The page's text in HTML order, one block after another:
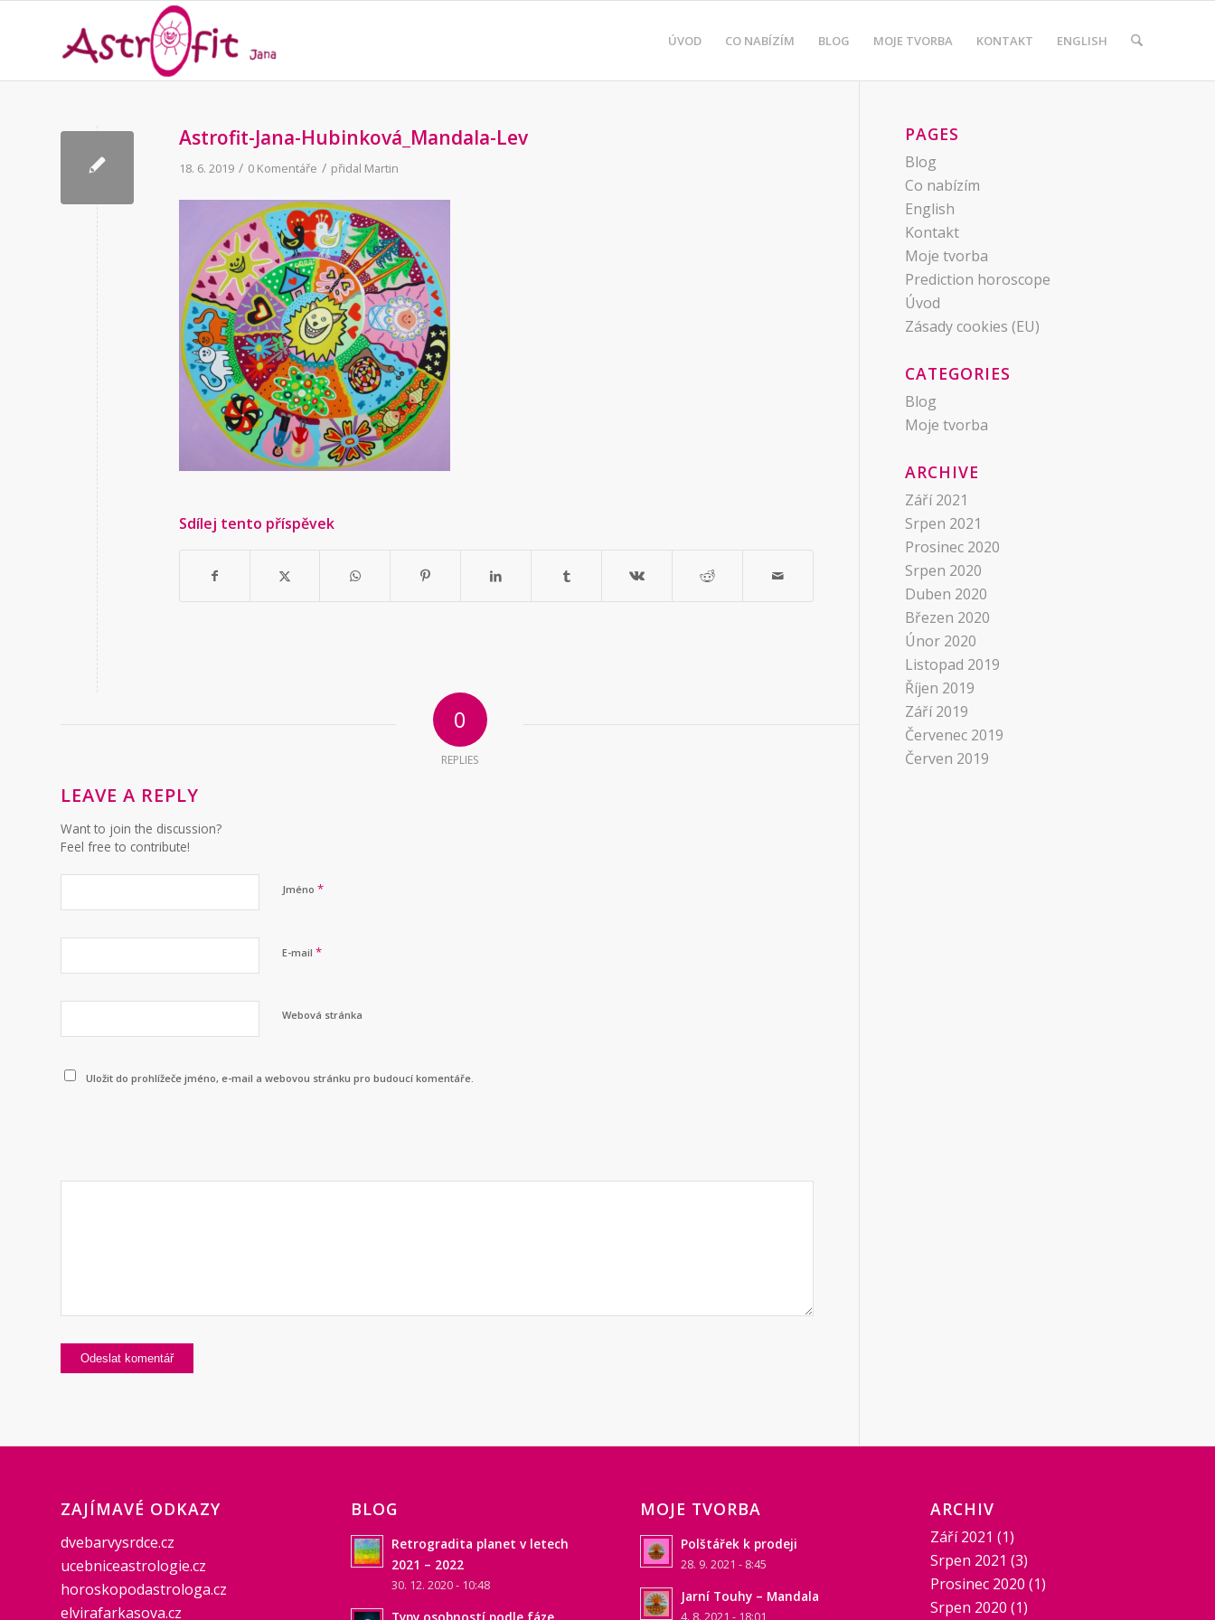
ÚVOD CO NABÍZÍM BLOG MOJE TVORBA KONTAKT ENGLISH
Astrofit-Jana-Hubinková_Mandala-Lev
18. 6. 2019 / 0 Komentáře / přidal Martin
Sdílej tento příspěvek
0
REPLIES
LEAVE A REPLY
Want to join the discussion?
Feel free to contribute!
Jméno *
E-mail *
Webová stránka
Uložit do prohlížeče jméno, e-mail a webovou stránku pro budoucí komentáře.
PAGES
Blog
Co nabízím
English
Kontakt
Moje tvorba
Prediction horoscope
Úvod
Zásady cookies (EU)
CATEGORIES
Blog
Moje tvorba
ARCHIVE
Září 2021
Srpen 2021
Prosinec 2020
Srpen 2020
Duben 2020
Březen 2020
Únor 2020
Listopad 2019
Říjen 2019
Září 2019
Červenec 2019
Červen 2019
ZAJÍMAVÉ ODKAZY
dvebarvysrdce.cz
ucebniceastrologie.cz
horoskopodastrologa.cz
elvirafarkasova.cz
BLOG
Retrogradita planet v letech
2021 – 2022
30. 12. 2020 - 10:48
MOJE TVORBA
Polštářek k prodeji
28. 9. 2021 - 8:45
Jarní Touhy – Mandala
ARCHIV
Září 2021 (1)
Srpen 2021 (3)
Prosinec 2020 (1)
Srpen 2020 (1)